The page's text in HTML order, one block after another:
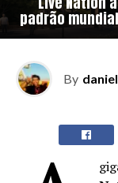
padrão
By